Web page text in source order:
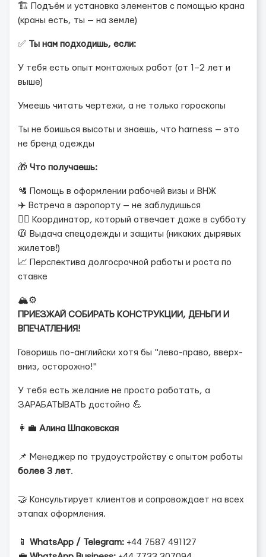
🏗️ Подъём и установка элементов с помощью крана
(краны есть, ты — на земле)
✅ Ты нам подходишь, если:
У тебя есть опыт монтажных работ (от 1–2 лет и
выше)
Умеешь читать чертежи, а не только гороскопы
Ты не боишься высоты и знаешь, что harness — это
не бренд одежды
🎁 Что получаешь:
🛂 Помощь в оформлении рабочей визы и ВНЖ
✈️ Встреча в аэропорту — не заблудишься
👷‍♂️ Координатор, который отвечает даже в субботу
🧥 Выдача спецодежды и защиты (никаких дырявых
жилетов!)
📈 Перспектива долгосрочной работы и роста по
ставке
🏔️⚙️
ПРИЕЗЖАЙ СОБИРАТЬ КОНСТРУКЦИИ, ДЕНЬГИ И
ВПЕЧАТЛЕНИЯ!
Говоришь по-английски хотя бы "лево-право, вверх-
вниз, осторожно!"
У тебя есть желание не просто работать, а
ЗАРАБАТЫВАТЬ достойно 💪
👩‍💼 Алина Шпаковская
📌 Менеджер по трудоустройству с опытом работы
более 3 лет.
🤝 Консультирует клиентов и сопровождает на всех
этапах оформления.
📱 WhatsApp / Telegram: +44 7587 491127